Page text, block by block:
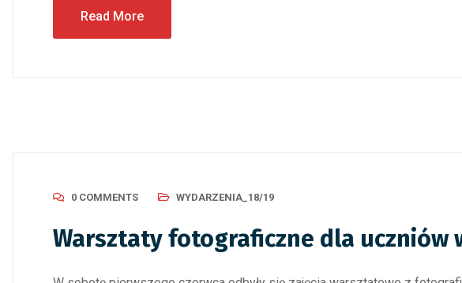
Read More
0 COMMENTS WYDARZENIA_18/19
Warsztaty fotograficzne dla uczniów